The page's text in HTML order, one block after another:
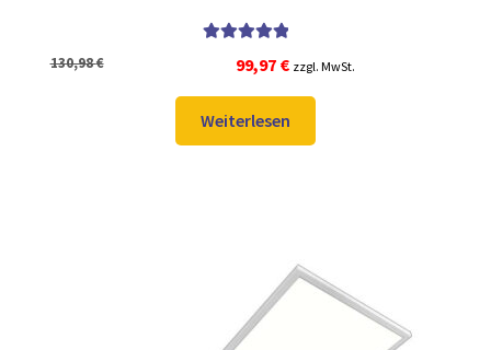
von 5
130,98€
Ursprünglicher
Preis
war:
130,98 €
99,97 €Aktueller
Preis
ist:
99,97 €.
zzgl. MwSt.
Weiterlesen